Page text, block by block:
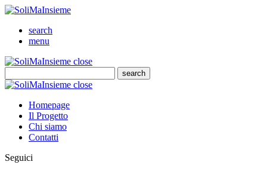
SoliMaInsieme
search
menu
SoliMaInsieme
closeClose
search
Cerca
SoliMaInsieme
closeClose
Homepage
Il Progetto
Chi siamo
Contatti
Seguici